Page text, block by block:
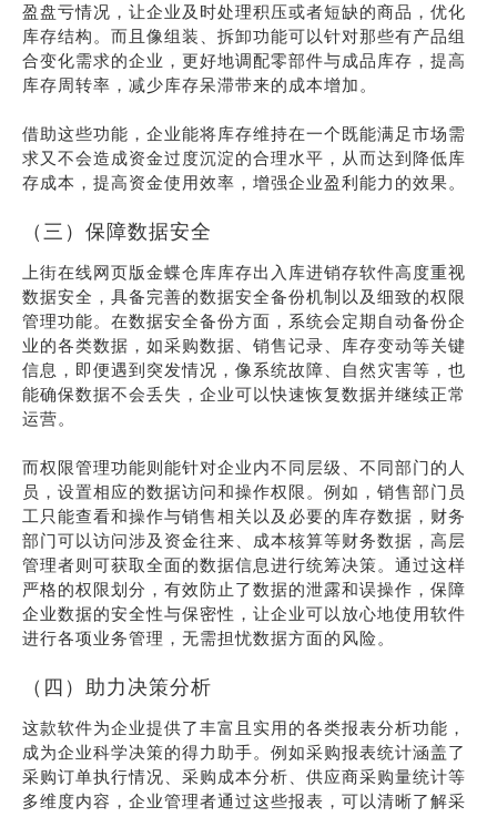
盈盘亏情况，让企业及时处理积压或者短缺的商品，优化
库存结构。而且像组装、拆卸功能可以针对那些有产品组
合变化需求的企业，更好地调配零部件与成品库存，提高
库存周转率，减少库存呆滞带来的成本增加。
借助这些功能，企业能将库存维持在一个既能满足市场需
求又不会造成资金过度沉淀的合理水平，从而达到降低库
存成本，提高资金使用效率，增强企业盈利能力的效果。
（三）保障数据安全
上街在线网页版金蝶仓库库存出入库进销存软件高度重视
数据安全，具备完善的数据安全备份机制以及细致的权限
管理功能。在数据安全备份方面，系统会定期自动备份企
业的各类数据，如采购数据、销售记录、库存变动等关键
信息，即便遇到突发情况，像系统故障、自然灾害等，也
能确保数据不会丢失，企业可以快速恢复数据并继续正常
运营。
而权限管理功能则能针对企业内不同层级、不同部门的人
员，设置相应的数据访问和操作权限。例如，销售部门员
工只能查看和操作与销售相关以及必要的库存数据，财务
部门可以访问涉及资金往来、成本核算等财务数据，高层
管理者则可获取全面的数据信息进行统筹决策。通过这样
严格的权限划分，有效防止了数据的泄露和误操作，保障
企业数据的安全性与保密性，让企业可以放心地使用软件
进行各项业务管理，无需担忧数据方面的风险。
（四）助力决策分析
这款软件为企业提供了丰富且实用的各类报表分析功能，
成为企业科学决策的得力助手。例如采购报表统计涵盖了
采购订单执行情况、采购成本分析、供应商采购量统计等
多维度内容，企业管理者通过这些报表，可以清晰了解采